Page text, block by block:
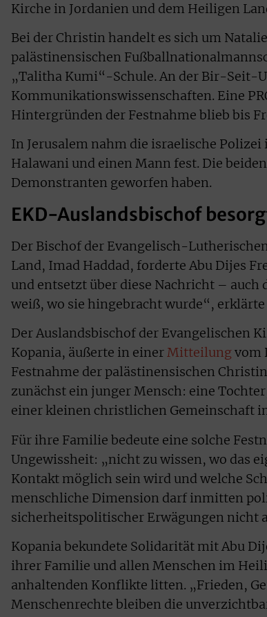
Kirche in Jordanien und dem Heiligen
Bei der Christin handelt es sich um
palästinensischen
„Talitha Kumi“-Schule. An der Bir-Seit-
Kommunikationswissenschaften. Eine
Hintergründen der Festnahme blieb bis
In Jerusalem nahm die israelische
Halawani und einen Mann fest. Die
Demonstranten geworfen haben.
EKD-Auslandsbischof
Der Bischof der Evangelisch-
Land, Imad Haddad, forderte Abu Dijes
und entsetzt über diese Nachricht –
weiß, wo sie hingebracht wurde“, erklärte
Der Auslandsbischof der Evangelischen
Kopania, äußerte in einerMitteilungvom
Festnahme der palästinensischen
zunächst ein junger Mensch: eine
einer kleinen christlichen Gemeinschaft
Für ihre Familie bedeute eine solche
Ungewissheit: „nicht zu wissen, wo das
Kontakt möglich sein wird und welche
menschliche Dimension darf inmitten
sicherheitspolitischer Erwägungen nicht
Kopania bekundete Solidarität mit Abu
ihrer Familie und allen Menschen im
anhaltenden Konflikte litten. „Frieden,
Menschenrechte bleiben die